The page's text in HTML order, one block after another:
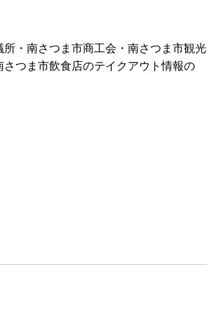
・南さつま市商工会・南さつま市観光
つま市飲食店のテイクアウト情報の